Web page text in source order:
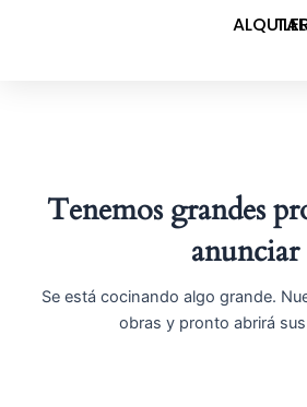
Tenemos grandes
anunciar
Se está cocinando algo grande.
obras y pronto abrirá